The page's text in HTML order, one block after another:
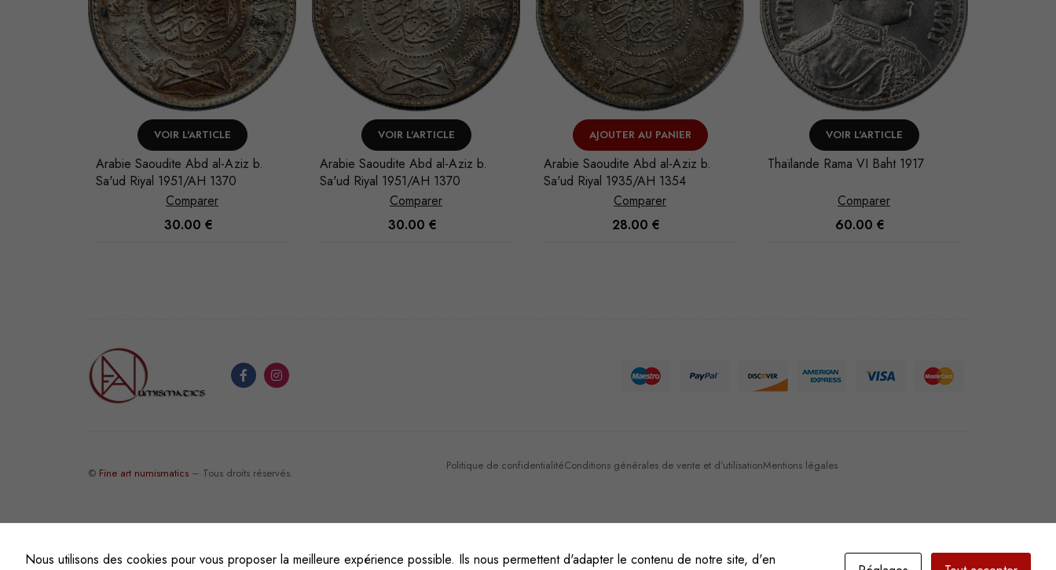
VOIR L'ARTICLE
Arabie Saoudite Abd al-Aziz b.
Sa'ud Riyal 1951/AH 1370
Comparer
30.00 €
VOIR L'ARTICLE
Arabie Saoudite Abd al-Aziz b.
Sa'ud Riyal 1951/AH 1370
Comparer
30.00 €
AJOUTER AU PANIER
Arabie Saoudite Abd al-Aziz b.
Sa'ud Riyal 1935/AH 1354
Comparer
28.00 €
VOIR L'ARTICLE
Thaïlande Rama VI Baht 1917
Comparer
60.00 €
© Fine art numismatics – Tous droits réservés.
Politique de confidentialitéConditions générales de vente et d’utilisationMentions légales
Nous utilisons des cookies pour vous proposer la meilleure expérience possible. Ils nous permettent d'adapter le contenu de notre site, d'en
nous
améliorer la